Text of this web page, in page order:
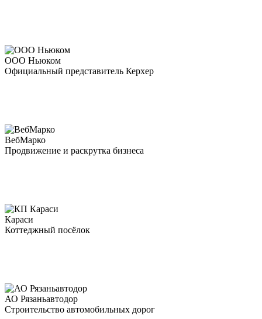
ООО Ньюком
Официальный представитель Керхер
ВебМарко
Продвижение и раскрутка бизнеса
Караси
Коттеджный посёлок
АО Рязаньавтодор
Строительство автомобильных дорог